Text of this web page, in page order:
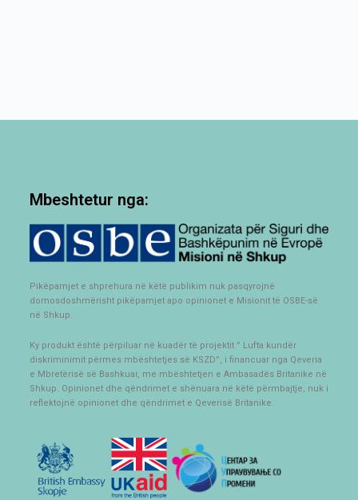
Mbeshtetur nga:
Pikëpamjet e shprehura në këtë publikim nuk pasqyrojnë
domosdoshmërisht pikëpamjet apo opinionet e Misionit të OSBE-së
në Shkup.
Ky produkt është përpiluar në kuadër të projektit ” Lufta kundër
diskriminimit përmes mbështetjes së KSZD”, i financuar nga Qeveria
e Mbretërisë së Bashkuar, me mbështetjen e Ambasadës Britanike në
Shkup. Opinionet dhe qëndrimet e shënuara në këtë përmbajtje, nuk i
reflektojnë opinionet dhe qëndrimet e Qeverisë Britanike.